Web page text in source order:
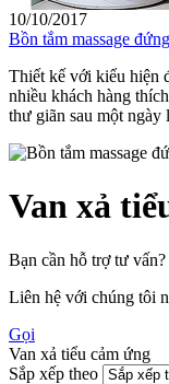
10/10/2017
Bồn tắm massage
Thiết kế với kiểu hiện
nhiều khách hàng
thư giãn sau một ngày
Van xả
Bạn cần hỗ trợ tư vấn?
Liên hệ với chúng tôi
Gọi
Van xả tiểu cảm ứng
Sắp xếp theo